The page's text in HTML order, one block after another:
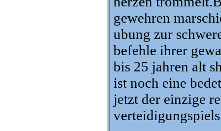
gewehren
ubung zur
befehle ihrer
bis 25 jahren alt
ist noch eine
jetzt der einzige